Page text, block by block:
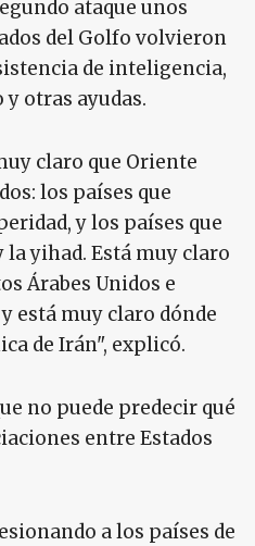
ataque unos
del Golfo volvieron
de inteligencia,
y otras ayudas.
claro que Oriente
los países que
y los países que
yihad. Está muy claro
Árabes Unidos e
está muy claro dónde
de Irán", explicó.
no puede predecir qué
entre Estados
a los países de